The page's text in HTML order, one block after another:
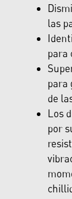
las
para
para
de
Los
por